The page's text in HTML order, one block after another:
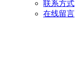
联系方式
在线留言